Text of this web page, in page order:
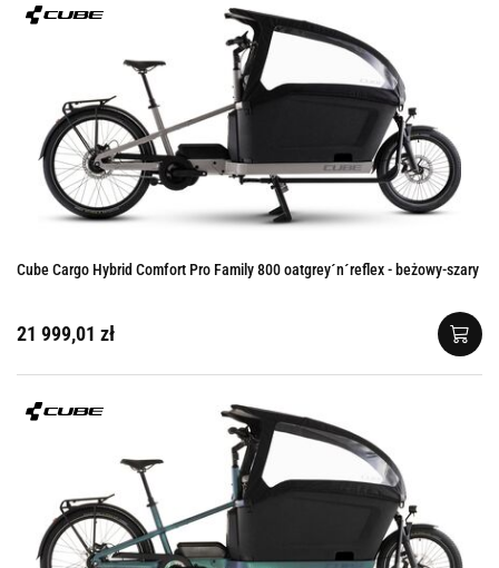
Cube Cargo Hybrid Comfort Pro Family 800 oatgrey´n´reflex - beżowy-szary
21 999,01 zł